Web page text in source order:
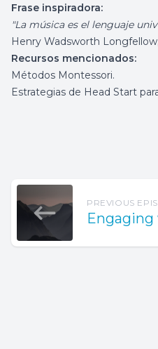
Frase inspiradora:
"La música es el lenguaje
Henry Wadsworth
Recursos mencionados:
Métodos Montessori.
Estrategias de Head Start
PREVIOUS